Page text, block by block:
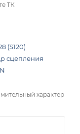
ТК
(S120)
сцепления
характер